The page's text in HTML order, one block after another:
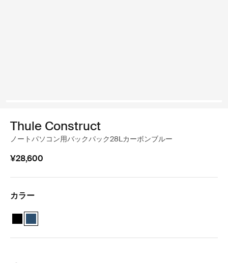
Thule Construct
ノートパソコン用バックパック28Lカーボンブルー
¥28,600
カラー
Thule Construct backpack 28L 黒
Thule Construct backpack 28L カーボンブルー (selected)